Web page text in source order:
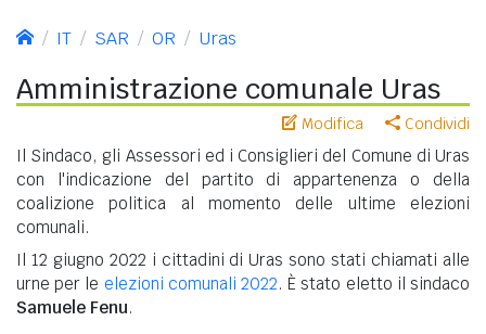
IT SAR OR Uras
Amministrazione comunale Uras
Modifica Condividi
Il Sindaco, gli Assessori ed i Consiglieri del Comune di Uras
con l'indicazione del partito di appartenenza o della
coalizione politica al momento delle ultime elezioni
comunali.
Il 12 giugno 2022 i cittadini di Uras sono stati chiamati alle
urne per le elezioni comunali 2022. È stato eletto il sindaco
Samuele Fenu.